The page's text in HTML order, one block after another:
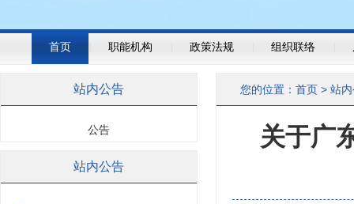
首页 职能机构 政策法规 组织联络
您的位置： 首页 > 站
关于广
站内公告
公告
站内公告